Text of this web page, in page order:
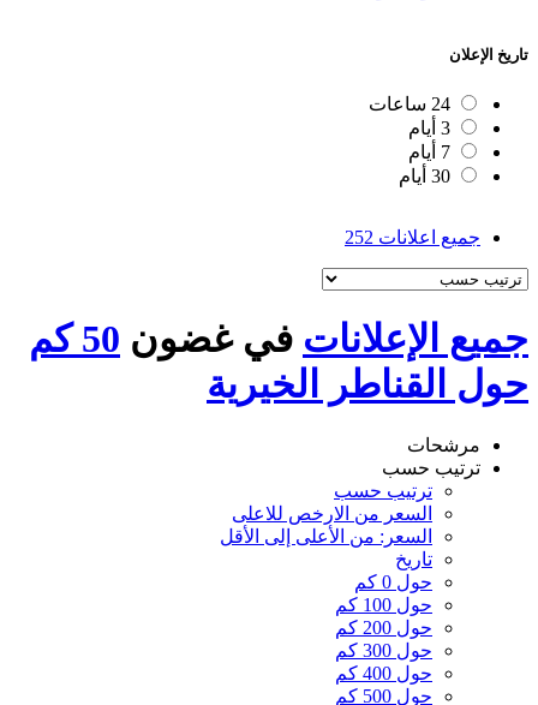
تاريخ الإعلان
24 ساعات
3 أيام
7 أيام
30 أيام
جميع اعلانات 252
جميع الإعلانات في غضون
50 كم
حول القناطر الخيرية
مرشحات
ترتيب حسب
ترتيب حسب
السعر من الارخص للاعلى
السعر: من الأعلى إلى الأقل
تاريخ
حول 0 كم
حول 100 كم
حول 200 كم
حول 300 كم
حول 400 كم
حول 500 كم